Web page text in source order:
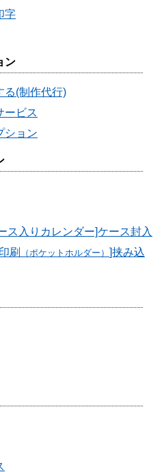
字
ン
る(制作代行)
ービス
ション
ス入りカレンダー]ケース封入
刷
（ポケットホルダー） ]挟み込